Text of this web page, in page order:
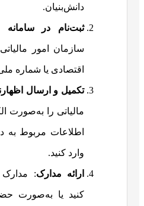
دانش‌بنیان.
ثبت‌نام در سامانه
اقتصادی یا شماره
تکمیل و ارسال
مالیاتی را به‌صورت
اطلاعات مربوط به
وارد کنید.
ارائه مدارک: مدارک
کنید یا به‌صورت